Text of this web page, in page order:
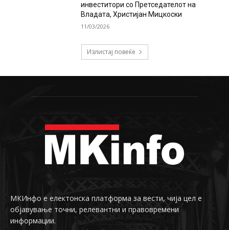
инвеститори со Претседателот на
Владата, Христијан Мицкоски
11/03/2026
Излистај повеќе
МКИнфо е електонска платформа за вести, чија цел е
објавување точни, релевантни и правовремени
информации.